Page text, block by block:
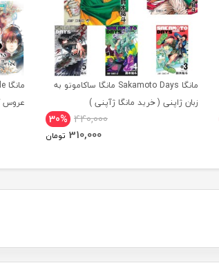
مانگا Sakamoto Days مانگا ساکاموتو به
زبان ژاپنی ( خرید مانگا ژآپنی )
30% 440,000
310,000 تومان
عروس